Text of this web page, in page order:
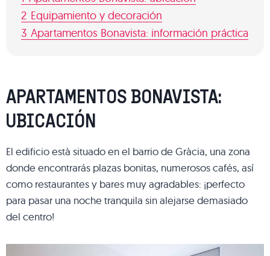
2 Equipamiento y decoración
3 Apartamentos Bonavista: información práctica
APARTAMENTOS BONAVISTA:
UBICACIÓN
El edificio està situado en el barrio de Gràcia, una zona
donde encontrarás plazas bonitas, numerosos cafés, así
como restaurantes y bares muy agradables: ¡perfecto
para pasar una noche tranquila sin alejarse demasiado
del centro!